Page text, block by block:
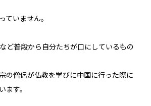
ていません。
ど普段から自分たちが口にしているもの
の僧侶が仏教を学びに中国に行った際に
ます。